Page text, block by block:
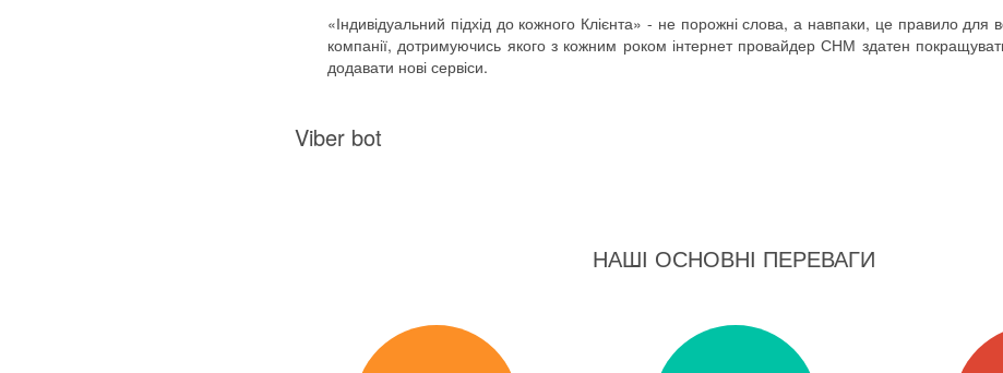
«Індивідуальний підхід до кожного Клієнта» - не порожні слова, а навпаки, це правило для
компанії, дотримуючись якого з кожним роком інтернет провайдер СНМ здатен
додавати нові сервіси.
Viber bot
НАШІ ОСНОВНІ ПЕРЕВАГИ